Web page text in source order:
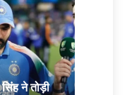
ने तोड़ी